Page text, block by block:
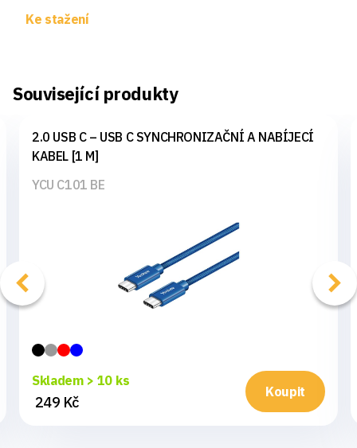
Ke stažení
Související produkty
2.0 USB C – USB C SYNCHRONIZAČNÍ A NABÍJECÍ
KABEL [1 M]
YCU C101 BE
Skladem > 10 ks
249 Kč
Koupit